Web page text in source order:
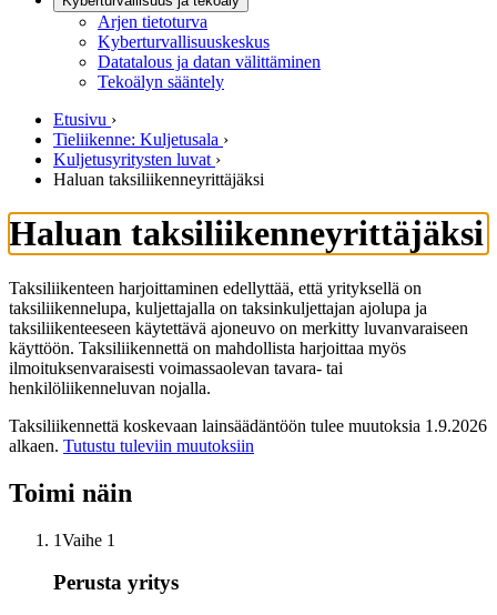
Arjen tietoturva
Kyberturvallisuuskeskus
Datatalous ja datan välittäminen
Tekoälyn sääntely
Etusivu ›
Tieliikenne: Kuljetusala ›
Kuljetusyritysten luvat ›
Haluan taksiliikenneyrittäjäksi
Haluan taksiliikenneyrittäjäksi
Taksiliikenteen harjoittaminen edellyttää, että yrityksellä on
taksiliikennelupa, kuljettajalla on taksinkuljettajan ajolupa ja
taksiliikenteeseen käytettävä ajoneuvo on merkitty luvanvaraiseen
käyttöön. Taksiliikennettä on mahdollista harjoittaa myös
ilmoituksenvaraisesti voimassaolevan tavara- tai
henkilöliikenneluvan nojalla.
Taksiliikennettä koskevaan lainsäädäntöön tulee muutoksia 1.9.2026
alkaen. Tutustu tuleviin muutoksiin
Toimi näin
1Vaihe 1
Perusta yritys